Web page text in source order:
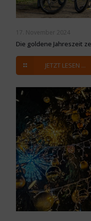
17. November 2024
Die goldene Jahreszeit
JETZT LESEN ...